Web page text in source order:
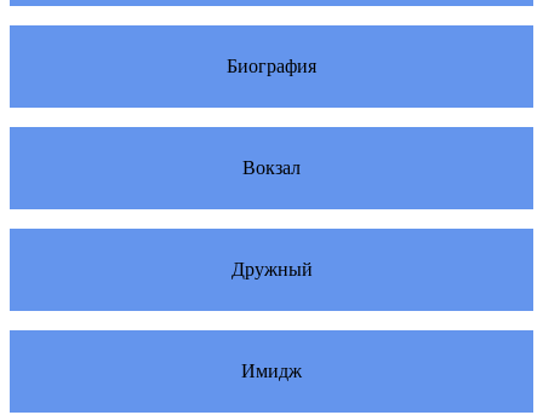
Биография
Вокзал
Дружный
Имидж